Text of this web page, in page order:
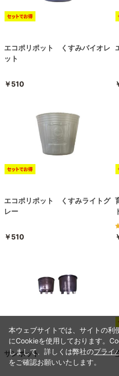
エコポリポット くすみバイオレ
ット
￥510
エコポリポット くすみライトグ
レー
￥510
サンポット
本ウェブサイトでは、サイトの利
にCookieを使用しております。
しまして、詳しくは弊社のプライ
をご確認お願いいたします。